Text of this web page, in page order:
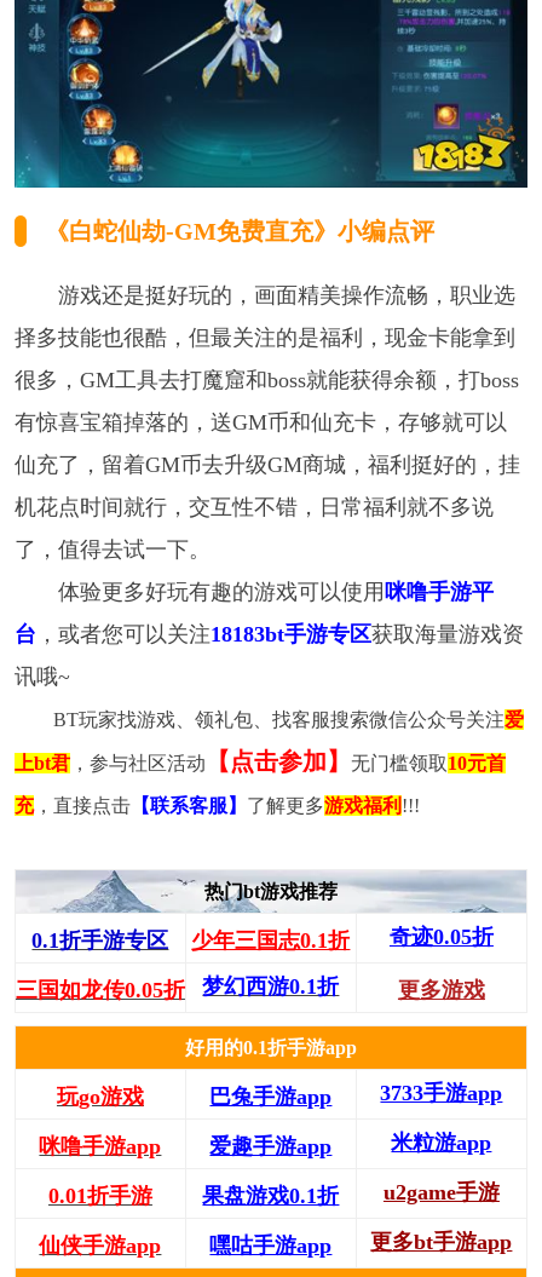
《白蛇仙劫-GM免费直充》小编点评
游戏还是挺好玩的，画面精美操作流畅，职业选
择多技能也很酷，但最关注的是福利，现金卡能拿到
很多，GM工具去打魔窟和boss就能获得余额，打boss
有惊喜宝箱掉落的，送GM币和仙充卡，存够就可以
仙充了，留着GM币去升级GM商城，福利挺好的，挂
机花点时间就行，交互性不错，日常福利就不多说
了，值得去试一下。
体验更多好玩有趣的游戏可以使用 咪噜手游平
台 ，或者您可以关注18183bt手游专区获取海量游戏资
讯哦~
BT玩家找游戏、领礼包、找客服搜索微信公众号关注爱
上bt君，参与社区活动 【点击参加】 无门槛领取10元首
充，直接点击【联系客服】 了解更多游戏福利 !!!
热门bt游戏推荐
0.1折手游专区 少年三国志0.1折 奇迹0.05折
三国如龙传0.05折 梦幻西游0.1折 更多游戏
好用的0.1折手游app
玩go游戏 巴兔手游app 3733手游app
咪噜手游app 爱趣手游app 米粒游app
0.01折手游 果盘游戏0.1折 u2game手游
仙侠手游app 嘿咕手游app 更多bt手游app